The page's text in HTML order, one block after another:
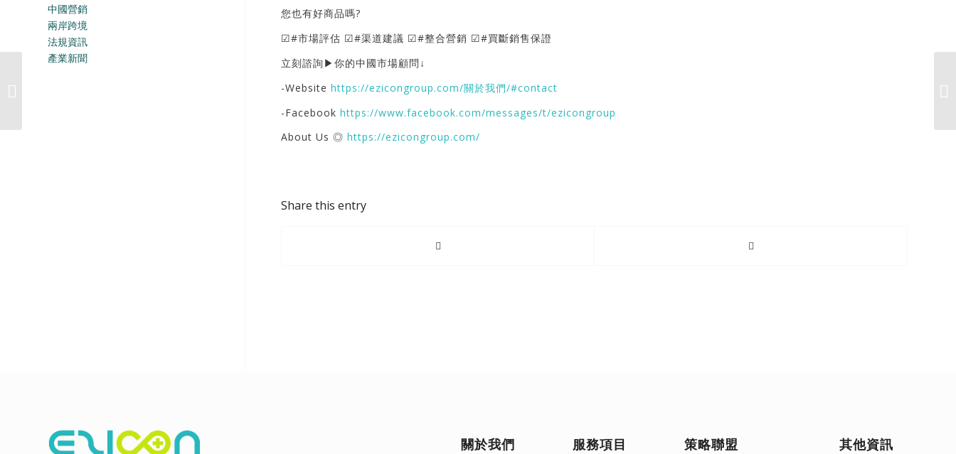
您也有好商品嗎?
☑#市場評估 ☑#渠道建議 ☑#整合營銷 ☑#買斷銷售保證
立刻諮詢▶你的中國市場顧問↓
-Websitehttps://ezicongroup.com/關於我們/#contact
-Facebookhttps://www.facebook.com/messages/t/ezicongroup
About Us ◎https://ezicongroup.com/
Share this entry
中國營銷
兩岸跨境
法規資訊
產業新聞
關於我們 服務項目 策略聯盟 其他資訊